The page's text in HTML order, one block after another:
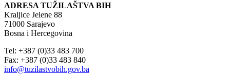
ADRESA TUŽILAŠTVA BIH
Kraljice Jelene 88
71000 Sarajevo
Bosna i Hercegovina
Tel: +387 (0)33 483 700
Fax: +387 (0)33 483 840
info@tuzilastvobih.gov.ba